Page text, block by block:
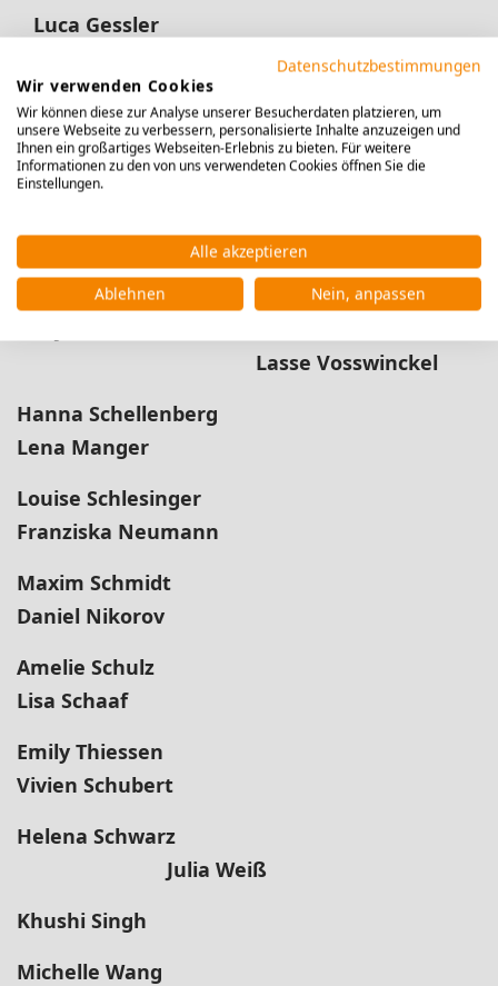
Luca Gessler
Chiara Jankowski
Clemens Hospes
Anna Kaganov
Celiah Lenz
Sofia Kortovenkova
Nico Theimer
Lasse Vosswinckel
Hanna Schellenberg
Lena Manger
Louise Schlesinger
Franziska Neumann
Maxim Schmidt
Daniel Nikorov
Amelie Schulz
Lisa Schaaf
Emily Thiessen
Vivien Schubert
Helena Schwarz
Julia Weiß
Khushi Singh
Michelle Wang
Datenschutzbestimmungen
Wir verwenden Cookies
Wir können diese zur Analyse unserer Besucherdaten platzieren, um
unsere Webseite zu verbessern, personalisierte Inhalte anzuzeigen und
Ihnen ein großartiges Webseiten-Erlebnis zu bieten. Für weitere
Informationen zu den von uns verwendeten Cookies öffnen Sie die
Einstellungen.
Alle akzeptieren
Ablehnen
Nein, anpassen